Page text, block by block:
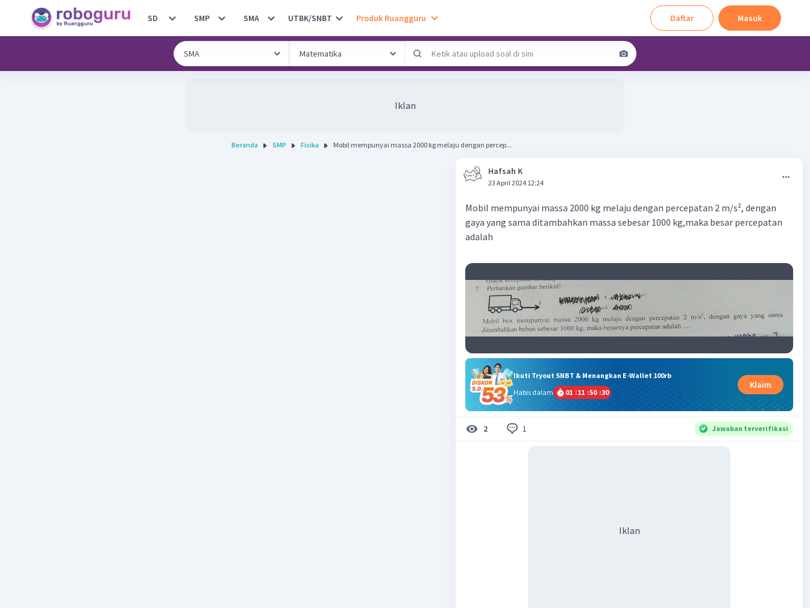
SD SMP SMA UTBK/SNBT Produk Ruangguru Daftar Masuk
Iklan
Beranda SMP Fisika Mobil mempunyai massa 2000 kg melaju dengan percep...
Hafsah K
23 April 2024 12:24
Mobil mempunyai massa 2000 kg melaju dengan percepatan 2 m/s², dengan
gaya yang sama ditambahkan massa sebesar 1000 kg,maka besar percepatan
adalah
Ikuti Tryout SNBT & Menangkan E-Wallet 100rb
Habis dalam
01 :11 :50 :30
Klaim
2 1 Jawaban terverifikasi
Iklan